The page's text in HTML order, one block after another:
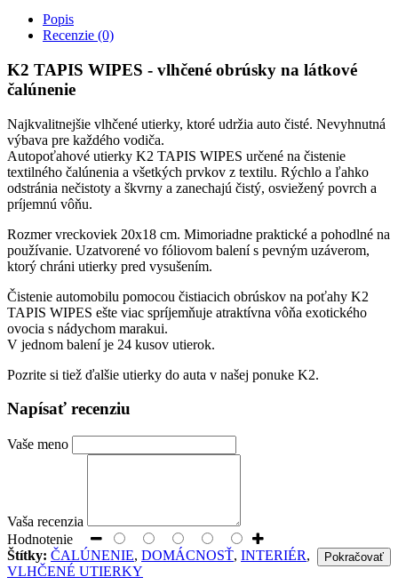
Popis
Recenzie (0)
K2 TAPIS WIPES - vlhčené obrúsky na látkové
čalúnenie
Najkvalitnejšie vlhčené utierky, ktoré udržia auto čisté. Nevyhnutná
výbava pre každého vodiča.
Autopoťahové utierky K2 TAPIS WIPES určené na čistenie
textilného čalúnenia a všetkých prvkov z textilu. Rýchlo a ľahko
odstránia nečistoty a škvrny a zanechajú čistý, osviežený povrch a
príjemnú vôňu.
Rozmer vreckoviek 20x18 cm. Mimoriadne praktické a pohodlné na
používanie. Uzatvorené vo fóliovom balení s pevným uzáverom,
ktorý chráni utierky pred vysušením.
Čistenie automobilu pomocou čistiacich obrúskov na poťahy K2
TAPIS WIPES ešte viac spríjemňuje atraktívna vôňa exotického
ovocia s nádychom marakui.
V jednom balení je 24 kusov utierok.
Pozrite si tiež ďalšie utierky do auta v našej ponuke K2.
Napísať recenziu
Vaše meno
Vaša recenzia
Hodnotenie
Pokračovať
Štítky: ČALÚNENIE, DOMÁCNOSŤ, INTERIÉR,
VLHČENÉ UTIERKY